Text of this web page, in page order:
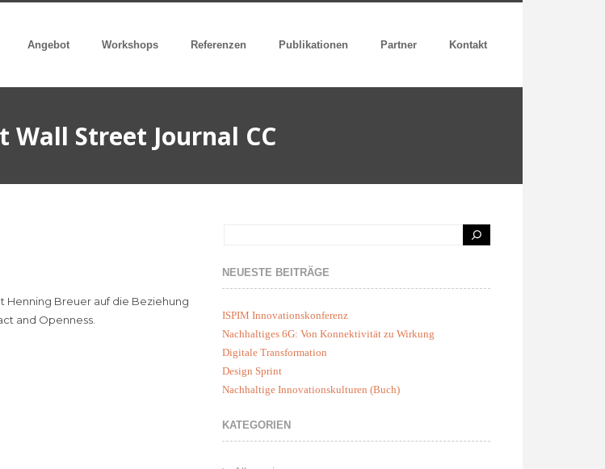
Angebot Workshops Referenzen Publikationen Partner Kontakt
Street Journal CC
Henning Breuer auf die Beziehung
and Openness.
NEUESTE BEITRÄGE
ISPIM Innovationskonferenz
Nachhaltiges 6G: Von Konnektivität zu Wirkung
Digitale Transformation
Design Sprint
Nachhaltige Innovationskulturen (Buch)
KATEGORIEN